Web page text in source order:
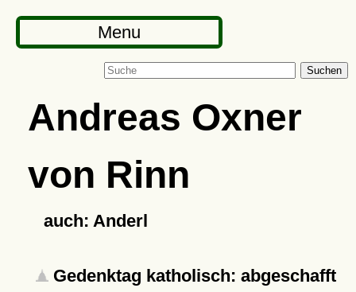
Menu
Suchen
Andreas Oxner
von Rinn
auch: Anderl
Gedenktag katholisch: abgeschafft